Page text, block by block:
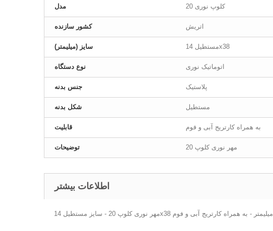
مدل کلوپ نوری 20
کشور سازنده اتریش
سایز (میلیمتر) مستطیل 14x38
نوع دستگاه اتوماتیک نوری
جنس بدنه پلاستیک
شکل بدنه مستطیل
قابلیت به همراه کارتریج آبی و فوم
توضیحات مهر نوری کلوپ 20
اطلاعات بیشتر
مهر نوری کلوپ 20 - سایز مستطیل 14x38 میلیمتر - به همراه کارتریج آبی و فوم